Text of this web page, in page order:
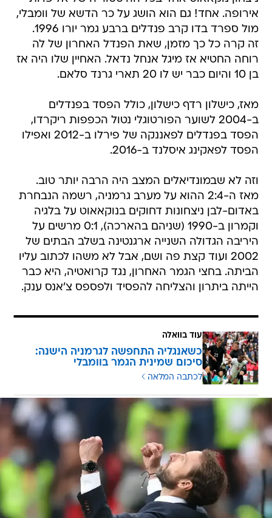
אירופה. אחד! גם הוא הושג על כר הדשא של וומבלי,
מול ספרד בדו קרב פנדלים ברבע גמר יורו 1996.
זה קרה כל כך מזמן, שאת הפנדל האחרון של לה
רוחה החטיא אז מיגל אנחל נדאל. האחיין שלו היה אז
בן 10 והיום כבר יש לו 20 תארי גרנד סלאם.
מאז, כישלון רדף כישלון, כולל הפסד בפנדלים
ב-2004 לשוער הפורטוגלי נטול הכפפות ריקרדו,
הפסד בפנדלים לפאננקה של פירלו ב-2012 ואפילו
הפסד לפאקינג איסלנד ב-2016.
וזה לא שבמונדיאלים המצב היה הרבה יותר טוב.
מאז ה-2:4 ההוא על מערב גרמניה, רשמה הנבחרת
באדום-לבן ניצחונות דחוקים בנוקאאוט על בלגיה
וקמרון ב-1990 (שניהם בהארכה), 0:1 מרשים על
היריבה הגדולה השנייה ארגנטינה בשלב הבתים של
2002 ועוד קצת פה ושם, אבל לא משהו לכתוב עליו
הביתה. בחצי הגמר האחרון, נגד קרואטיה, היא כבר
הייתה ביתרון והצליחה להפסיד ולפספס צ'אנס ענק.
עוד בוואלה
כשאנגליה התחפשה לגרמניה הישנה:
סיכום שמינית הגמר בוומבלי
לכתבה המלאה